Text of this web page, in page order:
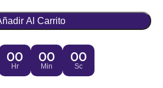
Al Carrito
00
Hr
00
Min
00
Sc